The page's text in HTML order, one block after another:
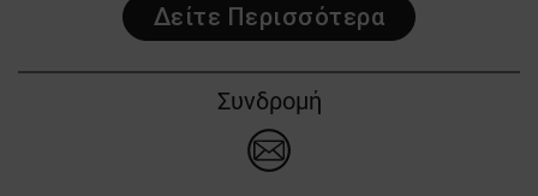
Δείτε Περισσότερα
Συνδρομή